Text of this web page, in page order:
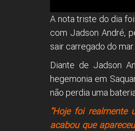
A nota triste do dia
com Jadson André,
sair carregado do
Diante de Jadson
hegemonia em
não perdia uma
“Hoje foi
acabou que